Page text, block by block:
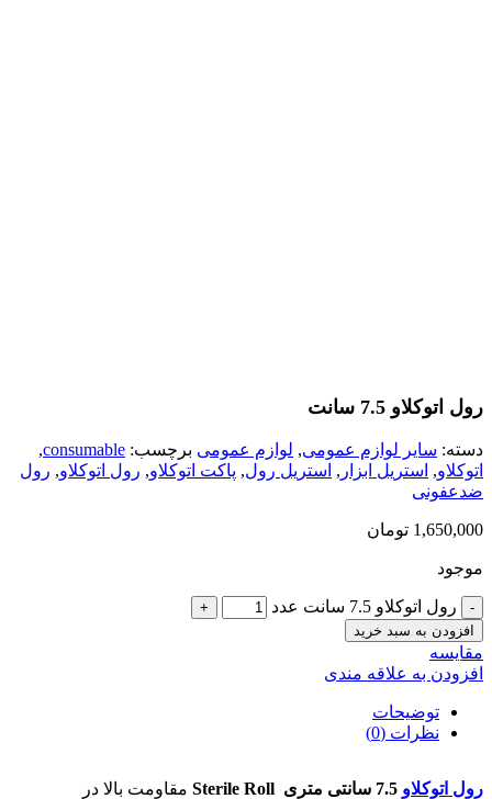
رول اتوکلاو 7.5 سانت
دسته: سایر لوازم عمومی, لوازم عمومی برچسب: consumable
,
اتوکلاو, استریل ابزار , استریل رول, پاکت اتوکلاو, رول اتوکلاو, رول
ضدعفونی
1,650,000 تومان
موجود
رول اتوکلاو 7.5 سانت عدد
افزودن به سبد خرید
مقایسه
افزودن به علاقه مندی
توضیحات
نظرات (0)
رول اتوکلاو
مقاومت بالا در